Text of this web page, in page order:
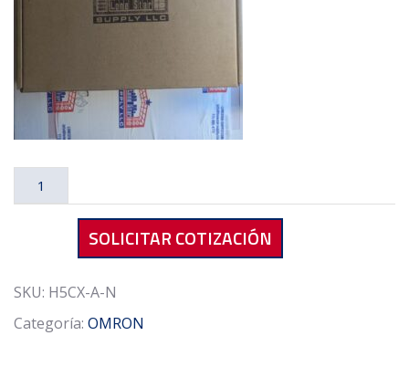
OMRON
Relay
100
SOLICITAR COTIZACIÓN
SKU: H5CX-A-N
Categoría: OMRON